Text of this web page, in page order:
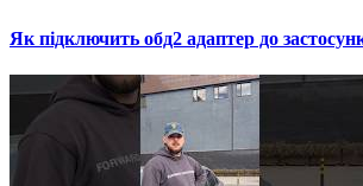
Як підключить обд2 адаптер до